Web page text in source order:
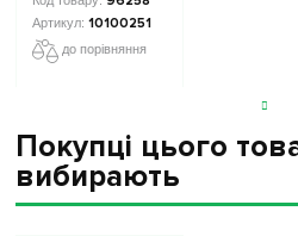
10100251
до порівняння
Покупці цього
вибирають